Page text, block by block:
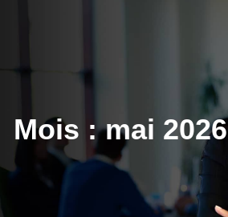
Mois :mai 2026